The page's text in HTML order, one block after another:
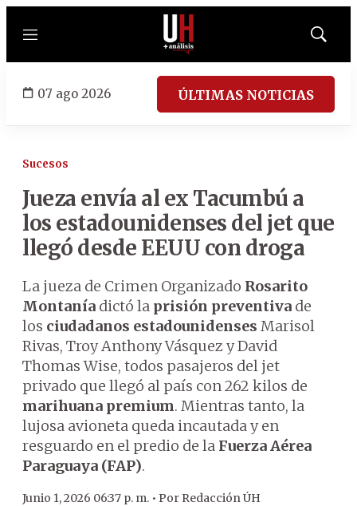
Menú
Mostrar
07 ago 2026 ÚLTIMAS NOTICIAS
Sucesos
Jueza envía al ex Tacumbú a
los estadounidenses del jet que
llegó desde EEUU con droga
La jueza de Crimen Organizado Rosarito
Montanía dictó la prisión preventiva de
los ciudadanos estadounidenses Marisol
Rivas, Troy Anthony Vásquez y David
Thomas Wise, todos pasajeros del jet
privado que llegó al país con 262 kilos de
marihuana premium. Mientras tanto, la
lujosa avioneta queda incautada y en
resguardo en el predio de la Fuerza Aérea
Paraguaya (FAP).
Junio 1, 2026 06:37 p. m. • Por Redacción ÚH